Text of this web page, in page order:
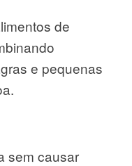
de
e pequenas
sem causar